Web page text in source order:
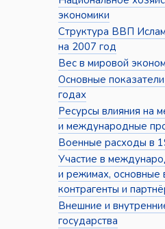
экономики
Структура ВВП
на 2007 год
Вес в мировой
Основные
годах
Ресурсы влияния на
и международные
Военные расходы в
Участие в
и режимах, основные
контрагенты и
Внешние и
государства